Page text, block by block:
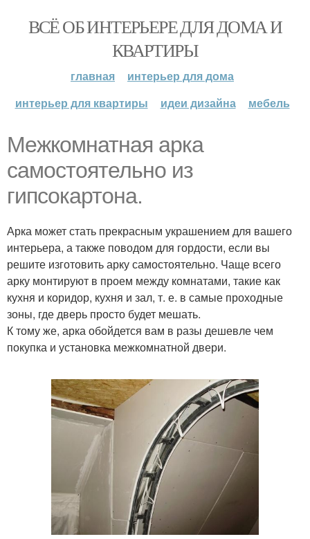
ВСЁ ОБ ИНТЕРЬЕРЕ ДЛЯ ДОМА И
КВАРТИРЫ
главная
интерьер для дома
интерьер для квартиры
идеи дизайна мебель
Межкомнатная арка
самостоятельно из
гипсокартона.
Арка может стать прекрасным украшением для вашего
интерьера, а также поводом для гордости, если вы
решите изготовить арку самостоятельно. Чаще всего
арку монтируют в проем между комнатами, такие как
кухня и коридор, кухня и зал, т. е. в самые проходные
зоны, где дверь просто будет мешать.
К тому же, арка обойдется вам в разы дешевле чем
покупка и установка межкомнатной двери.